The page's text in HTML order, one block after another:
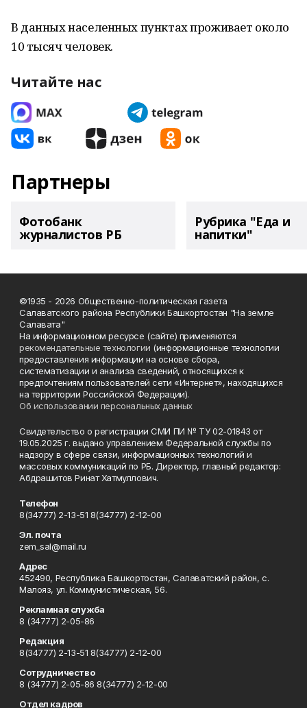
В данных населенных пунктах проживает около
10 тысяч человек.
Читайте нас
Партнеры
Фотобанк
журналистов РБ
Рубрика "Еда и
напитки"
©1935 - 2026 Общественно-политическая газета
Салаватского района Республики Башкортостан "На земле
Салавата"
На информационном ресурсе (сайте) применяются
рекомендательные технологии (информационные технологии
предоставления информации на основе сбора,
систематизации и анализа сведений, относящихся к
предпочтениям пользователей сети «Интернет», находящихся
на территории Российской Федерации).
Об использовании персональных данных
Свидетельство о регистрации СМИ ПИ № ТУ 02-01843 от
19.05.2025 г. выдано управлением Федеральной службы по
надзору в сфере связи, информационных технологий и
массовых коммуникаций по РБ. Директор, главный редактор:
Абдрашитов Ринат Хатмуллович.
Телефон
8(34777) 2-13-51 8(34777) 2-12-00
Эл. почта
zem_sal@mail.ru
Адрес
452490, Республика Башкортостан, Салаватский район, с.
Малояз, ул. Коммунистическая, 56.
Рекламная служба
8 (34777) 2-05-86
Редакция
8(34777) 2-13-51 8(34777) 2-12-00
Сотрудничество
8 (34777) 2-05-86 8(34777) 2-12-00
Отдел кадров